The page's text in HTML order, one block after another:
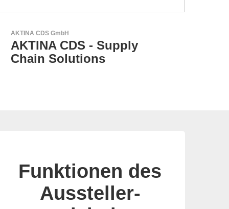
GEYER Electronic GmbH
GEYER - Ihr zuverlässiger
Partner
Funktionen des
Aussteller-